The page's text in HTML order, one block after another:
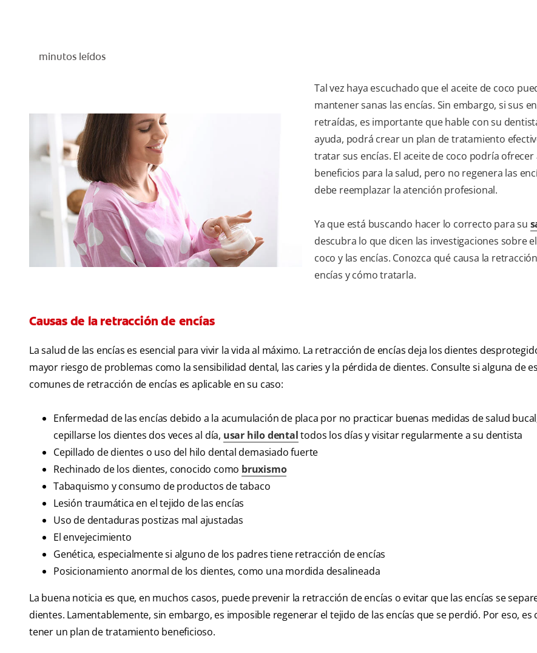
minutos leídos
Tal vez haya escuchado que el aceite de coco
mantener sanas las encías. Sin embargo, si sus
retraídas, es importante que hable con su
ayuda, podrá crear un plan de tratamiento
tratar sus encías. El aceite de coco podría ofrecer
beneficios para la salud, pero no regenera las
debe reemplazar la atención profesional.
Ya que está buscando hacer lo correcto para su
descubra lo que dicen las investigaciones sobre
coco y las encías. Conozca qué causa la
encías y cómo tratarla.
Causas de la retracción de encías
La salud de las encías es esencial para vivir la vida al máximo. La retracción de encías deja los dientes
mayor riesgo de problemas como la sensibilidad dental, las caries y la pérdida de dientes. Consulte si alguna de
comunes de retracción de encías es aplicable en su caso:
Enfermedad de las encías debido a la acumulación de placa por no practicar buenas medidas de salud
cepillarse los dientes dos veces al día, usar hilo dentaltodos los días y visitar regularmente a su dentista
Cepillado de dientes o uso del hilo dental demasiado fuerte
Rechinado de los dientes, conocido como bruxismo
Tabaquismo y consumo de productos de tabaco
Lesión traumática en el tejido de las encías
Uso de dentaduras postizas mal ajustadas
El envejecimiento
Genética, especialmente si alguno de los padres tiene retracción de encías
Posicionamiento anormal de los dientes, como una mordida desalineada
La buena noticia es que, en muchos casos, puede prevenir la retracción de encías o evitar que las encías se
dientes. Lamentablemente, sin embargo, es imposible regenerar el tejido de las encías que se perdió. Por eso, es
tener un plan de tratamiento beneficioso.